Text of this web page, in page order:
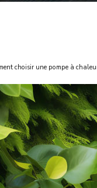
choisir une pompe à